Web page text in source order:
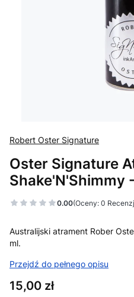
Robert Oster Signature
Oster Signature
Shake'N'Shimmy
0.00(Oceny: 0
Australijski atrament Rober
ml.
Przejdź do pełnego opisu
Cena
15,00 zł